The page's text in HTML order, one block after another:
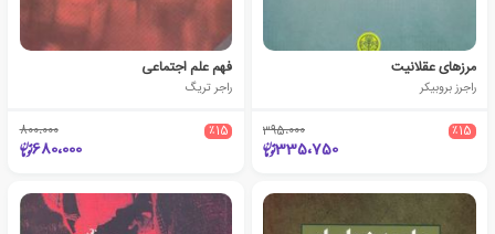
مرزهای عقلانیت
راجرز بروبیکر
٪15 395،000
335،750
فهم علم اجتماعی
راجر تریگ
٪15 800،000
680،000